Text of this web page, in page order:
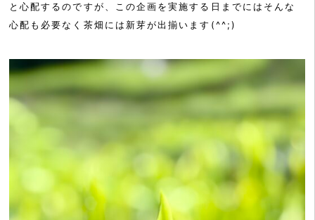
と心配するのですが、この企画を実施する日までにはそんな
心配も必要なく茶畑には新芽が出揃います(^^;)